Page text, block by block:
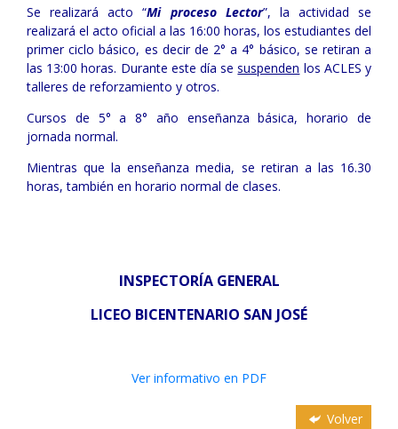
Se realizará acto “Mi proceso Lector”, la actividad se
realizará el acto oficial a las 16:00 horas, los estudiantes del
primer ciclo básico, es decir de 2° a 4° básico, se retiran a
las 13:00 horas. Durante este día sesuspenden los ACLES y
talleres de reforzamiento y otros.
Cursos de 5° a 8° año enseñanza básica, horario de
jornada normal.
Mientras que la enseñanza media, se retiran a las 16.30
horas, también en horario normal de clases.
INSPECTORÍA GENERAL
LICEO BICENTENARIO SAN JOSÉ
Ver informativo en PDF
Volver